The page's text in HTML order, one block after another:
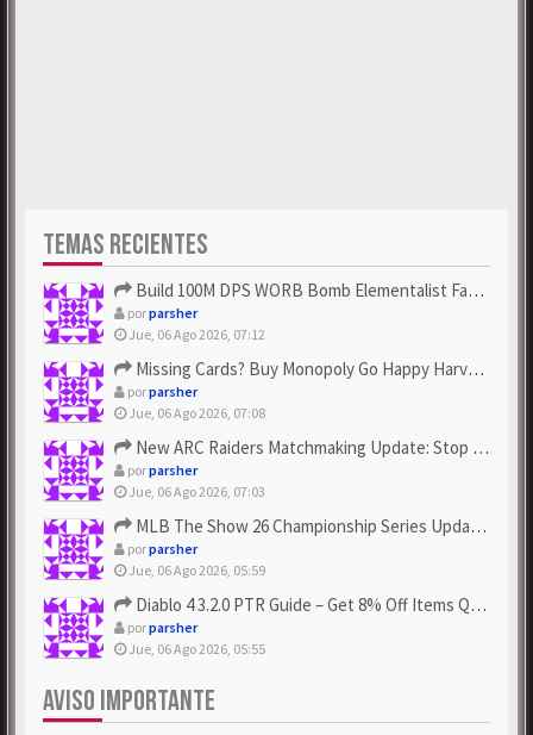
TEMAS RECIENTES
Build 100M DPS WORB Bomb Elementalist Fast - Grab POE Curren...
porparsher
Jue, 06 Ago 2026, 07:12
Missing Cards? Buy Monopoly Go Happy Harvest with Looney Tun...
porparsher
Jue, 06 Ago 2026, 07:08
New ARC Raiders Matchmaking Update: Stop Failed - Grab Bluep...
porparsher
Jue, 06 Ago 2026, 07:03
MLB The Show 26 Championship Series Update! Get Cheap & ...
porparsher
Jue, 06 Ago 2026, 05:59
Diablo 4 3.2.0 PTR Guide – Get 8% Off Items Quickly to Test ...
porparsher
Jue, 06 Ago 2026, 05:55
AVISO IMPORTANTE